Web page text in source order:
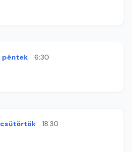
péntek 6:30
csütörtök 18:30